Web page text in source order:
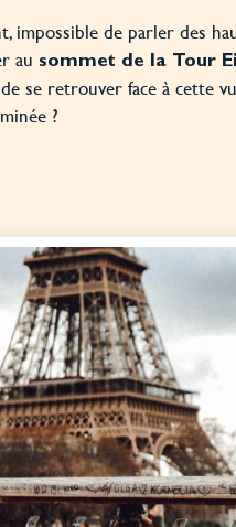
impossible de parler des
au sommet de la Tour
se retrouver face à cette
?